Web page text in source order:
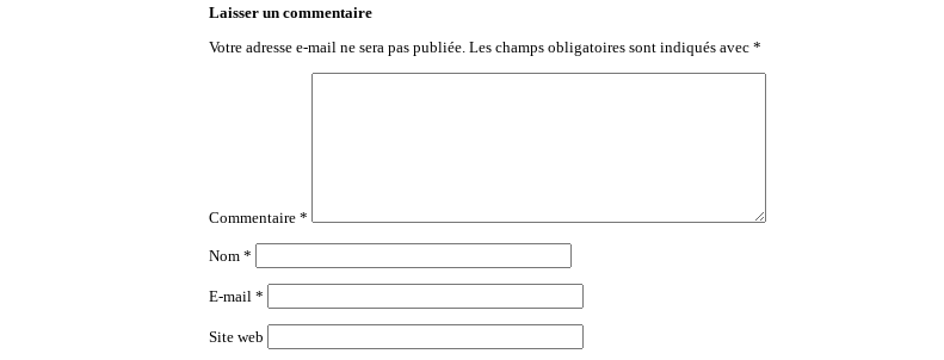
Laisser un commentaire
Votre adresse e-mail ne sera pas publiée. Les champs obligatoires sont indiqués avec *
Commentaire *
Nom *
E-mail *
Site web